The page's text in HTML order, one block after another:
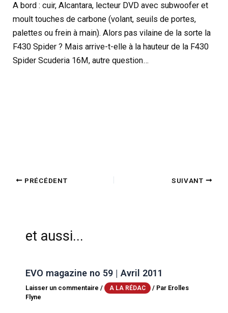
A bord : cuir, Alcantara, lecteur DVD avec subwoofer et
moult touches de carbone (volant, seuils de portes,
palettes ou frein à main). Alors pas vilaine de la sorte la
F430 Spider ? Mais arrive-t-elle à la hauteur de la F430
Spider Scuderia 16M, autre question…
PRÉCÉDENT SUIVANT
et aussi...
EVO magazine no 59 | Avril 2011
Laisser un commentaire / A LA RÉDAC / Par Erolles
Flyne